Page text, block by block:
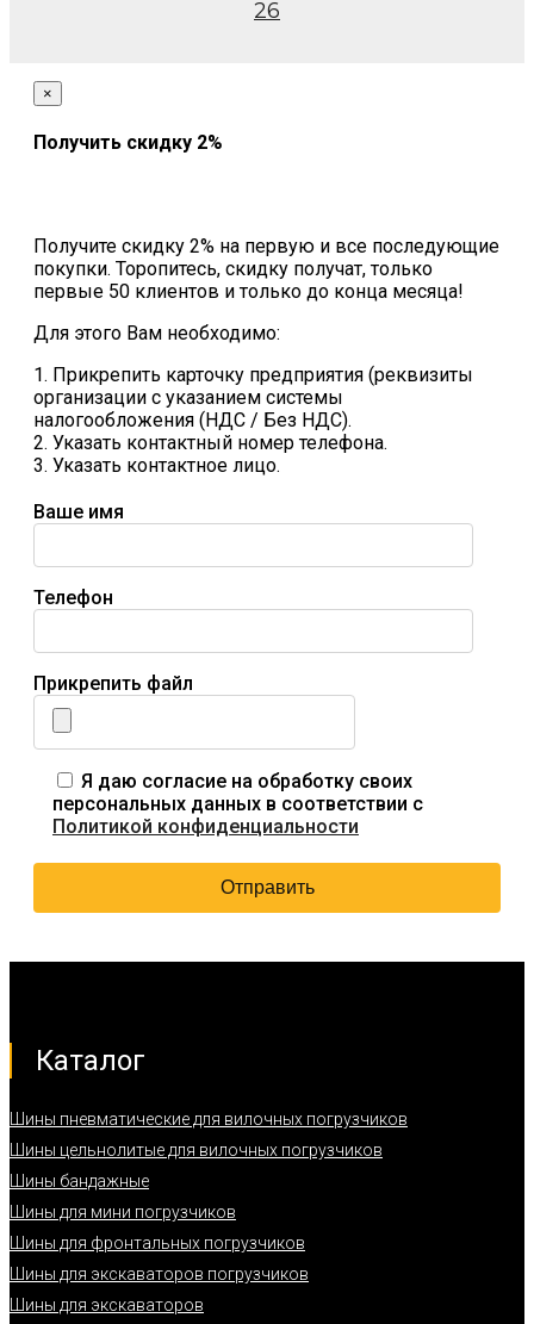
26
×
Получить скидку 2%
Получите скидку 2% на первую и все последующие
покупки. Торопитесь, скидку получат, только
первые 50 клиентов и только до конца месяца!
Для этого Вам необходимо:
1. Прикрепить карточку предприятия (реквизиты
организации с указанием системы
налогообложения (НДС / Без НДС).
2. Указать контактный номер телефона.
3. Указать контактное лицо.
Ваше имя
Телефон
Прикрепить файл
Я даю согласие на обработку своих
персональных данных в соответствии с
Политикой конфиденциальности
Каталог
Шины пневматические для вилочных погрузчиков
Шины цельнолитые для вилочных погрузчиков
Шины бандажные
Шины для мини погрузчиков
Шины для фронтальных погрузчиков
Шины для экскаваторов погрузчиков
Шины для экскаваторов